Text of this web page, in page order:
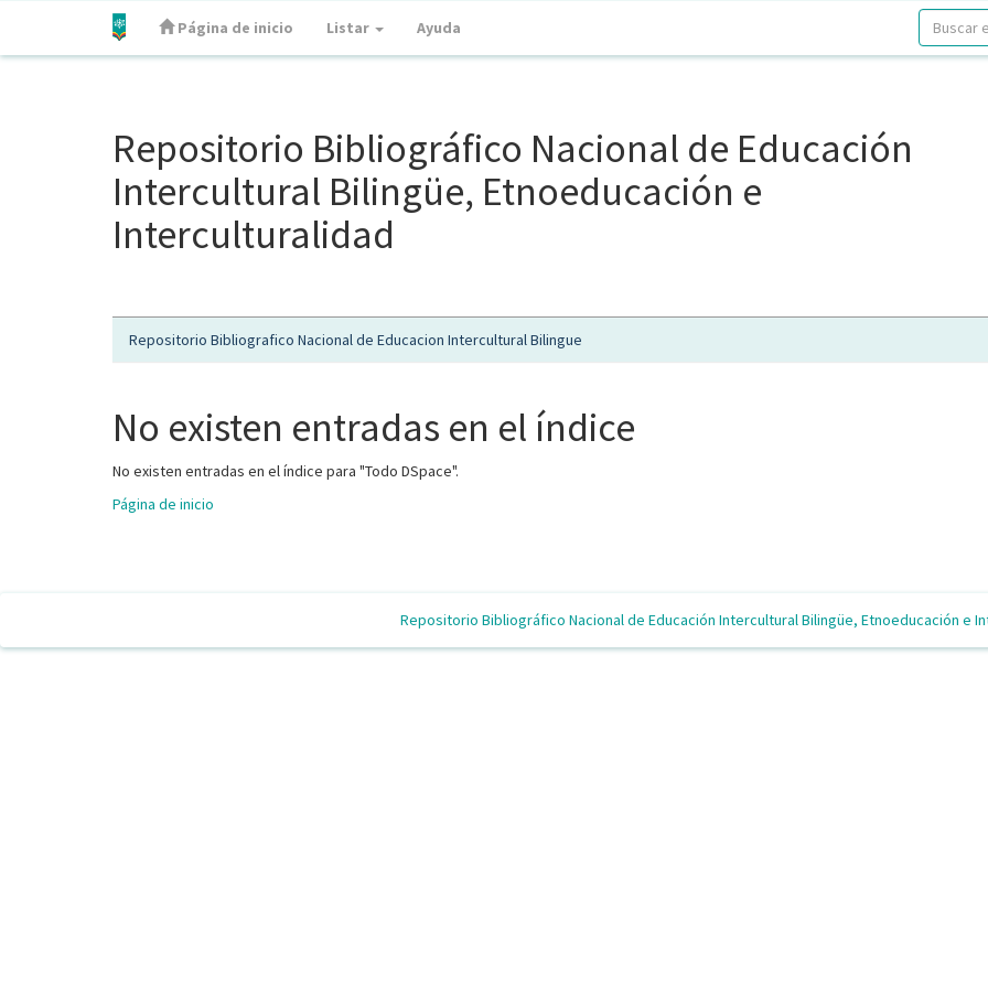
Página de inicio Listar Ayuda
Repositorio Bibliográfico Nacional de Educación
Intercultural Bilingüe, Etnoeducación e
Interculturalidad
Repositorio Bibliografico Nacional de Educacion Intercultural Bilingue
No existen entradas en el índice
No existen entradas en el índice para "Todo DSpace".
Página de inicio
Repositorio Bibliográfico Nacional de Educación Intercultural Bilingüe, Etnoeducación e